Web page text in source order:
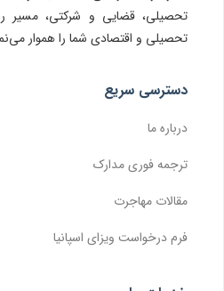
تحصیلی، قضایی و شرکتی، مسیر
تحصیلی و اقتصادی شما را هموار
دسترسی سریع
درباره ما
ترجمه فوری مدارک
مقالات مهاجرت
فرم درخواست ویزای اسپانیا